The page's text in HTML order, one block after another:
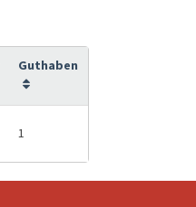
Guthaben
1